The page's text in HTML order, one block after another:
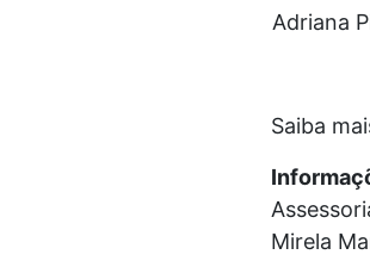
Adriana
Saiba
Mirela